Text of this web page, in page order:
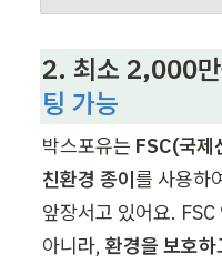
2. 최소 2,000
팅 가능
박스포유는 FSC(국제
친환경 종이를 사용하
앞장서고 있어요.
아니라, 환경을 보호